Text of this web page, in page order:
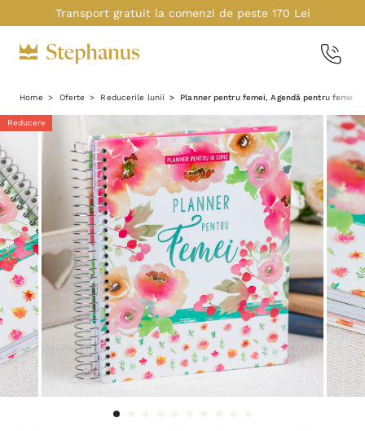
Transport gratuit la comenzi de peste 170 Lei
Home Oferte Reducerile lunii Planner pentru femei, Agendă pentru femei -
Reducere